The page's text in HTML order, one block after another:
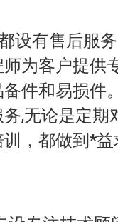
有售后服务
为客户提供
件和易损件
,无论是定期
，都做到*